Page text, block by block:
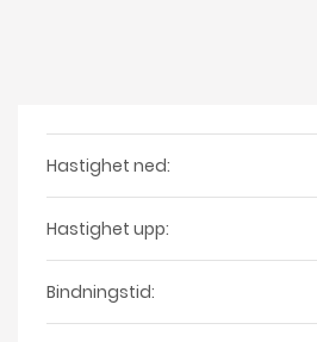
Hastighet ned:
Hastighet upp:
Bindningstid: